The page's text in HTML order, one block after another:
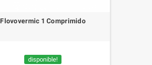
Flovovermic 1 Comprimido
disponible!